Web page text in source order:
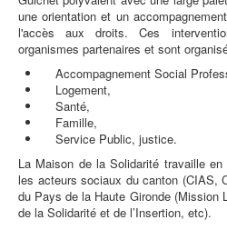
une orientation et un
l'accès aux droits. Ces
organismes partenaires et sont
Accompagnement Social
Logement,
Santé,
Famille,
Service Public, justice.
La Maison de la Solidarité travaille
les acteurs sociaux du canton (CIAS,
du Pays de la Haute Gironde (Mission
de la Solidarité et de l’Insertion, etc).